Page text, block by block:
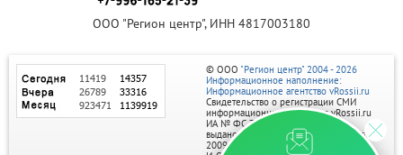
ООО "Регион центр", ИНН 4817003180
© ООО "Регион центр" 2004 - 2026
Информационное наполнение:
Информационное агентство vRossii.ru
Свидетельство о регистрации СМИ
информационного агентства vRossii.ru
ИА № ФС 77‑35502
выдано РОСКОМНАДЗОРом 04 марта
2009г.